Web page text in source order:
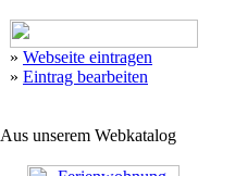
» Webseite eintragen
» Eintrag bearbeiten
Aus unserem Webkatalog